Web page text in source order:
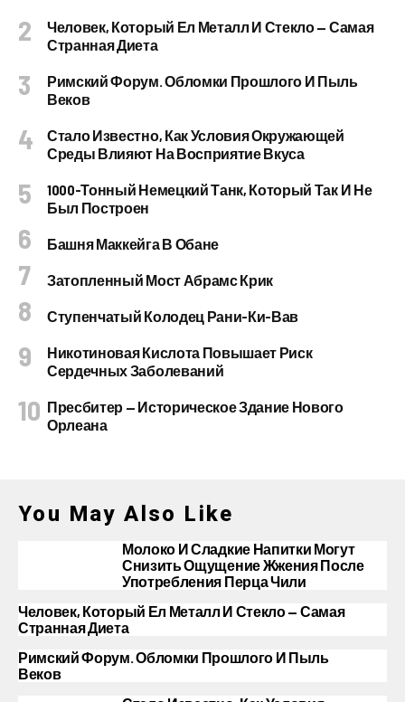
Человек, Который Ел Металл И Стекло — Самая
Странная Диета
Римский Форум. Обломки Прошлого И Пыль
Веков
Стало Известно, Как Условия Окружающей
Среды Влияют На Восприятие Вкуса
1000-Тонный Немецкий Танк, Который Так И Не
Был Построен
Башня Маккейга В Обане
Затопленный Мост Абрамс Крик
Ступенчатый Колодец Рани-Ки-Вав
Никотиновая Кислота Повышает Риск
Сердечных Заболеваний
Пресбитер — Историческое Здание Нового
Орлеана
You May Also Like
Молоко И Сладкие Напитки Могут
Снизить Ощущение Жжения После
Употребления Перца Чили
Человек, Который Ел Металл И Стекло — Самая
Странная Диета
Римский Форум. Обломки Прошлого И Пыль
Веков